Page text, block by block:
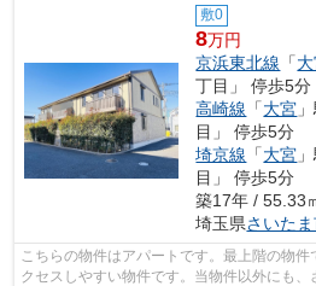
敷0
8万円
京浜東北線 「
丁目」 停歩5分
高崎線 「大宮
目」 停歩5分
埼京線 「大宮
目」 停歩5分
築17年 / 55.33
埼玉県さいた
こちらの物件はアパートです。最上階の物
クセスしやすい物件です。当物件以外にも